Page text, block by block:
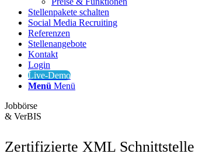
Stellenpakete schalten
Social Media Recruiting
Referenzen
Stellenangebote
Kontakt
Login
Live-Demo
Menü Menü
Jobbörse
& VerBIS
Zertifizierte XML Schnittstelle